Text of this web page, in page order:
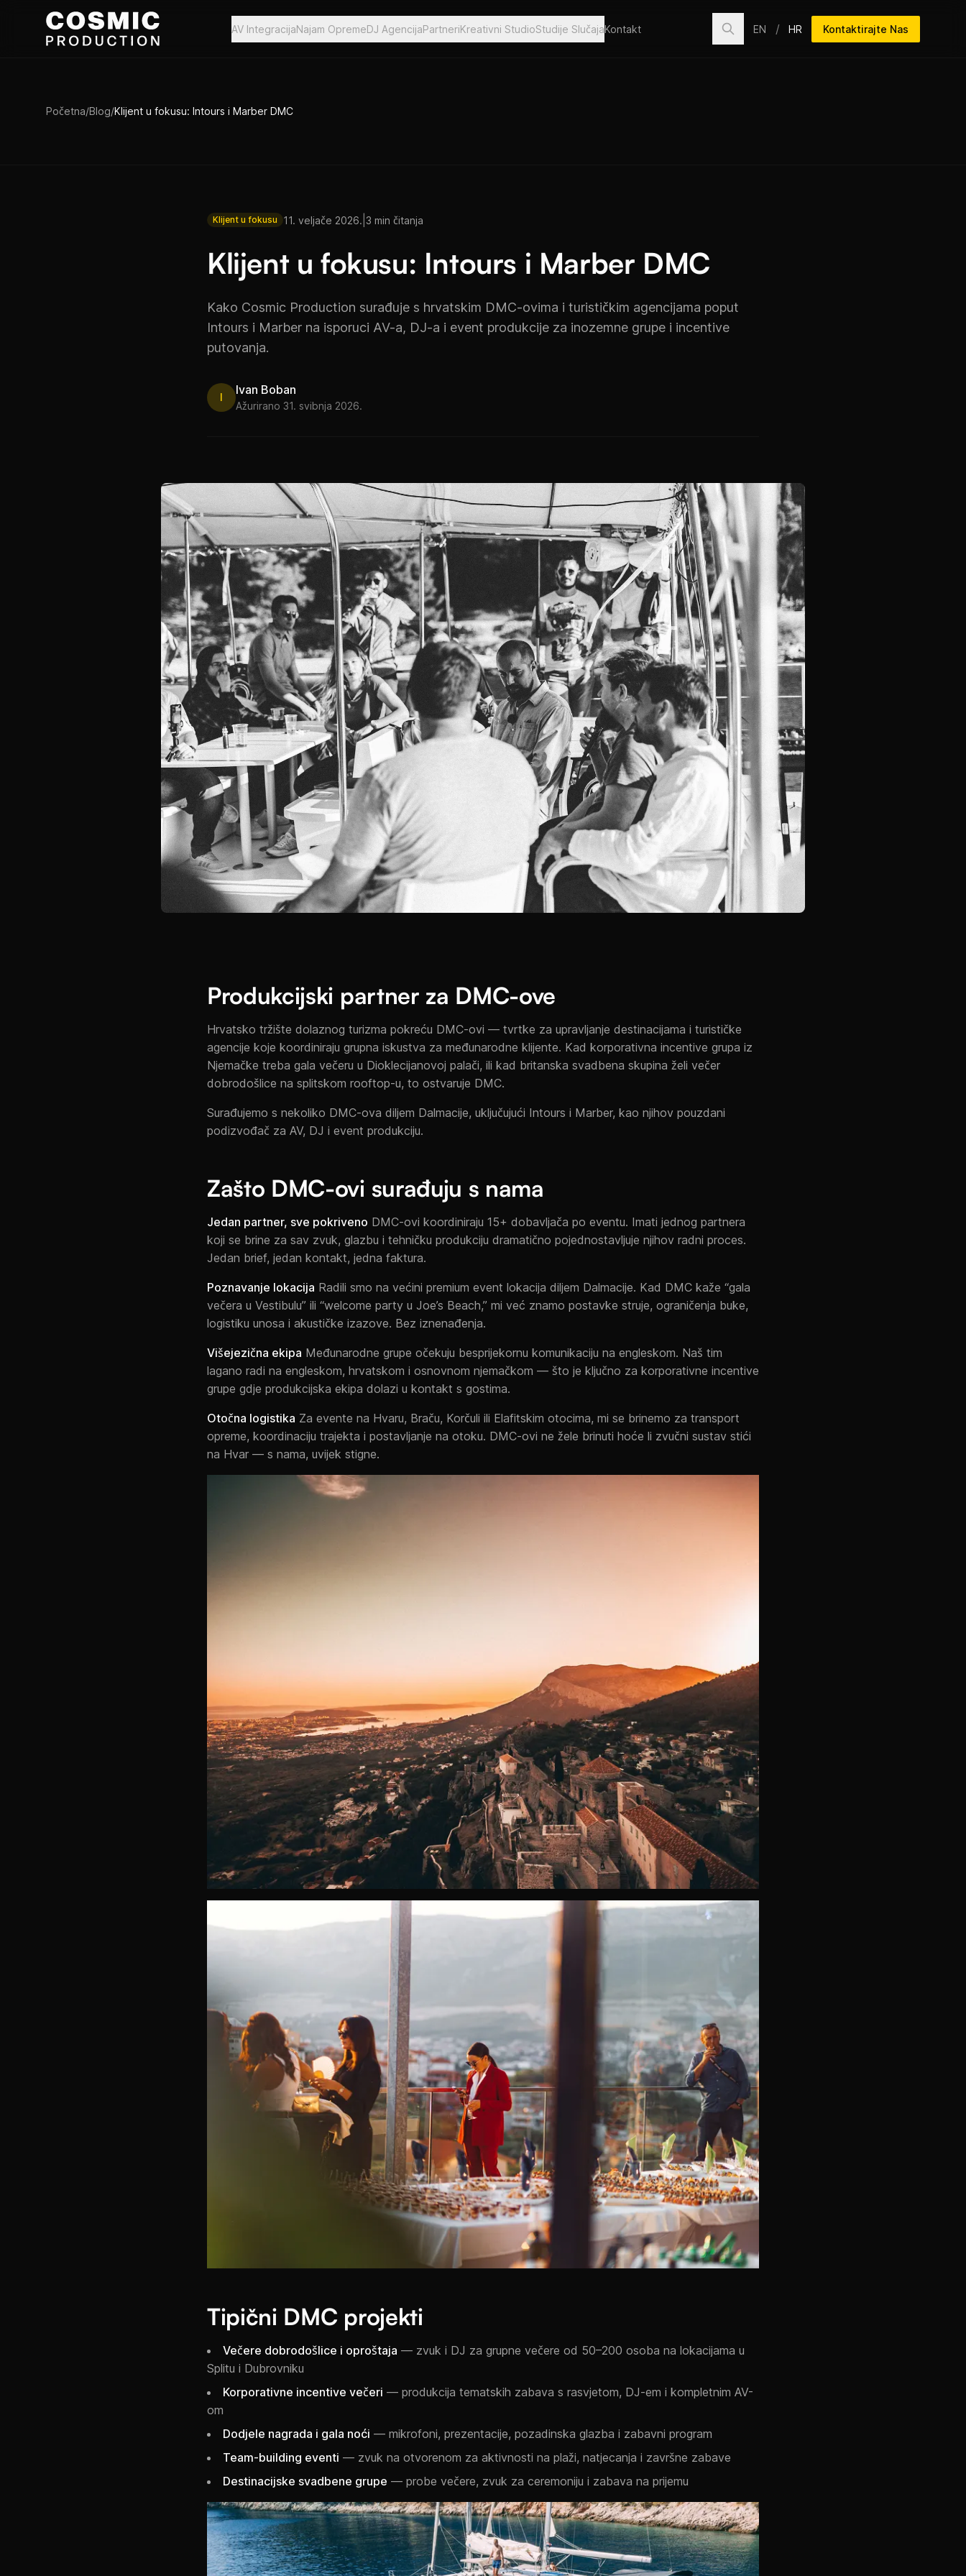
Preskoči na sadržaj
AV IntegracijaNajam OpremeDJ AgencijaPartneriKreativni StudioStudije SlučajaKontakt EN / HR Kontaktirajte Nas
Početna/Blog/Klijent u fokusu: Intours i Marber DMC
Klijent u fokusu 11. veljače 2026. 3 min čitanja
Klijent u fokusu: Intours i Marber DMC
Kako Cosmic Production surađuje s hrvatskim DMC-ovima i turističkim agencijama poput
Intours i Marber na isporuci AV-a, DJ-a i event produkcije za inozemne grupe i incentive
putovanja.
I
Ivan Boban
Ažurirano 31. svibnja 2026.
Produkcijski partner za DMC-ove
Hrvatsko tržište dolaznog turizma pokreću DMC-ovi — tvrtke za upravljanje destinacijama i turističke
agencije koje koordiniraju grupna iskustva za međunarodne klijente. Kad korporativna incentive grupa iz
Njemačke treba gala večeru u Dioklecijanovoj palači, ili kad britanska svadbena skupina želi večer
dobrodošlice na splitskom rooftop-u, to ostvaruje DMC.
Surađujemo s nekoliko DMC-ova diljem Dalmacije, uključujući Intours i Marber, kao njihov pouzdani
podizvođač za AV, DJ i event produkciju.
Zašto DMC-ovi surađuju s nama
Jedan partner, sve pokriveno DMC-ovi koordiniraju 15+ dobavljača po eventu. Imati jednog partnera
koji se brine za sav zvuk, glazbu i tehničku produkciju dramatično pojednostavljuje njihov radni proces.
Jedan brief, jedan kontakt, jedna faktura.
Poznavanje lokacija Radili smo na većini premium event lokacija diljem Dalmacije. Kad DMC kaže “gala
večera u Vestibulu” ili “welcome party u Joe’s Beach,” mi već znamo postavke struje, ograničenja buke,
logistiku unosa i akustičke izazove. Bez iznenađenja.
Višejezična ekipa Međunarodne grupe očekuju besprijekornu komunikaciju na engleskom. Naš tim
lagano radi na engleskom, hrvatskom i osnovnom njemačkom — što je ključno za korporativne incentive
grupe gdje produkcijska ekipa dolazi u kontakt s gostima.
Otočna logistika Za evente na Hvaru, Braču, Korčuli ili Elafitskim otocima, mi se brinemo za transport
opreme, koordinaciju trajekta i postavljanje na otoku. DMC-ovi ne žele brinuti hoće li zvučni sustav stići
na Hvar — s nama, uvijek stigne.
Tipični DMC projekti
Večere dobrodošlice i oproštaja — zvuk i DJ za grupne večere od 50–200 osoba na lokacijama u
Splitu i Dubrovniku
Korporativne incentive večeri — produkcija tematskih zabava s rasvjetom, DJ-em i kompletnim AV-
om
Dodjele nagrada i gala noći — mikrofoni, prezentacije, pozadinska glazba i zabavni program
Team-building eventi — zvuk na otvorenom za aktivnosti na plaži, natjecanja i završne zabave
Destinacijske svadbene grupe — probe večere, zvuk za ceremoniju i zabava na prijemu